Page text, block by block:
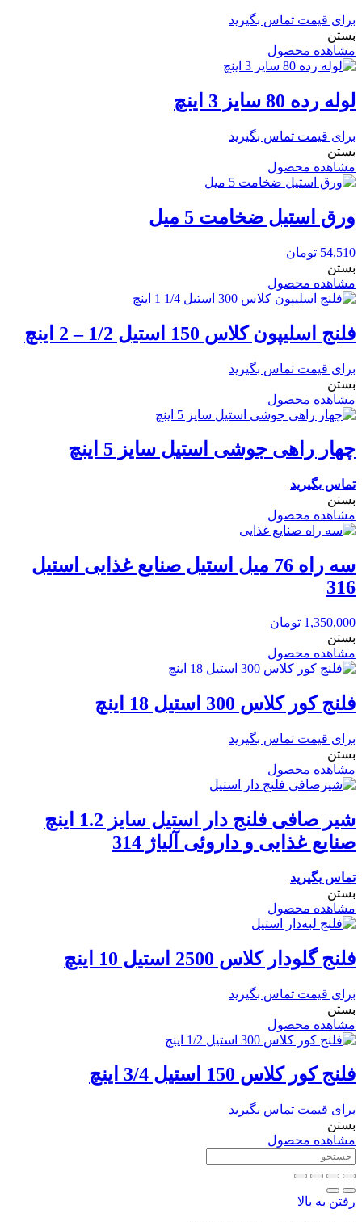
برای قیمت تماس بگیرید
بستن
مشاهده محصول
لوله رده 80 سایز 3 اینچ
برای قیمت تماس بگیرید
بستن
مشاهده محصول
ورق استیل ضخامت 5 میل
54,510 تومان
بستن
مشاهده محصول
فلنج اسلیپون کلاس 150 استیل 1/2 – 2 اینچ
برای قیمت تماس بگیرید
بستن
مشاهده محصول
چهار راهی جوشی استیل سایز 5 اینچ
تماس بگیرید
بستن
مشاهده محصول
سه راه 76 میل استیل صنایع غذایی استیل
316
1,350,000 تومان
بستن
مشاهده محصول
فلنج کور کلاس 300 استیل 18 اینچ
برای قیمت تماس بگیرید
بستن
مشاهده محصول
شیر صافی فلنج دار استیل سایز 1.2 اینچ
صنایع غذایی و داروئی آلیاژ 314
تماس بگیرید
بستن
مشاهده محصول
فلنج گلودار کلاس 2500 استیل 10 اینچ
برای قیمت تماس بگیرید
بستن
مشاهده محصول
فلنج کور کلاس 150 استیل 3/4 اینچ
برای قیمت تماس بگیرید
بستن
مشاهده محصول
رفتن به بالا